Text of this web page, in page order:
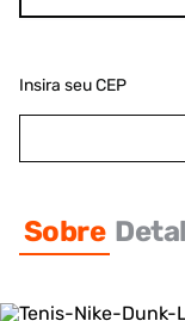
Insira seu CEP
Sobre